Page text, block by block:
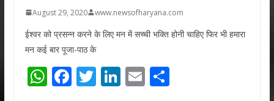
August 29, 2020 www.newsofharyana.com
ईश्वर को प्रसन्न करने के लिए मन में सच्ची भक्ति होनी चाहिए फिर भी हमारा
मन कई बार पूजा-पाठ के
W F T Li E S